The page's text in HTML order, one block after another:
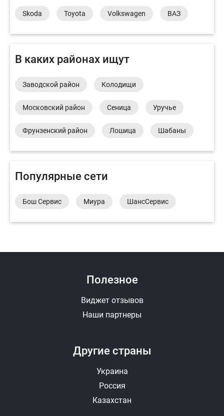
Skoda Toyota Volkswagen ВАЗ
В каких районах ищут
Заводской район Колодищи
Московский район Сеница Уручье
Фрунзенский район Лошица Шабаны
Популярные сети
Бош Сервис Миура ШансСервис
Другие страны
Украина
Россия
Казахстан
Полезное
Виджет отзывов
Наши партнеры